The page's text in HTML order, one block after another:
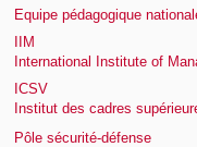
Equipe pédagogique
IIM
International Institute of
ICSV
Institut des cadres
Pôle sécurité-défense